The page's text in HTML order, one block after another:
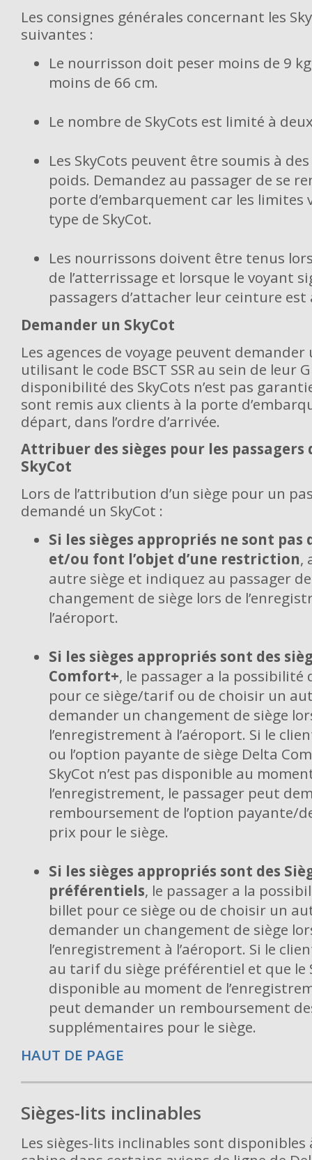
Les consignes générales concernant les
suivantes :
Le nourrisson doit peser moins de 9
moins de 66 cm.
Le nombre de SkyCots est limité à
Les SkyCots peuvent être soumis à
poids. Demandez au passager de se
porte d’embarquement car les limites
type de SkyCot.
Les nourrissons doivent être tenus
de l’atterrissage et lorsque le voyant
passagers d’attacher leur ceinture est
Demander un SkyCot
Les agences de voyage peuvent demander
utilisant le code BSCT SSR au sein de leur
disponibilité des SkyCots n’est pas
sont remis aux clients à la porte
départ, dans l’ordre d’arrivée.
Attribuer des sièges pour les
SkyCot
Lors de l’attribution d’un siège pour un
demandé un SkyCot :
Si les sièges appropriés ne sont pas
et/ou font l’objet d’une restriction,
autre siège et indiquez au passager
changement de siège lors de
l’aéroport.
Si les sièges appropriés sont des
Comfort+, le passager a la possibilité
pour ce siège/tarif ou de choisir un
demander un changement de siège
l’enregistrement à l’aéroport. Si le
ou l’option payante de siège Delta
SkyCot n’est pas disponible au
l’enregistrement, le passager peut
remboursement de l’option payante/
prix pour le siège.
Si les sièges appropriés sont des
préférentiels, le passager a la
billet pour ce siège ou de choisir un
demander un changement de siège
l’enregistrement à l’aéroport. Si le
au tarif du siège préférentiel et que le
disponible au moment de
peut demander un remboursement
supplémentaires pour le siège.
HAUT DE PAGE
Sièges-lits inclinables
Les sièges-lits inclinables sont disponibles